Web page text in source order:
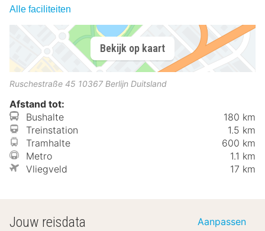
Alle faciliteiten
Bekijk op kaart
Ruschestraße 45 10367 Berlijn Duitsland
Afstand tot:
Bushalte
180 km
Treinstation
1.5 km
Tramhalte
600 km
Metro
1.1 km
Vliegveld
17 km
Jouw reisdata Aanpassen